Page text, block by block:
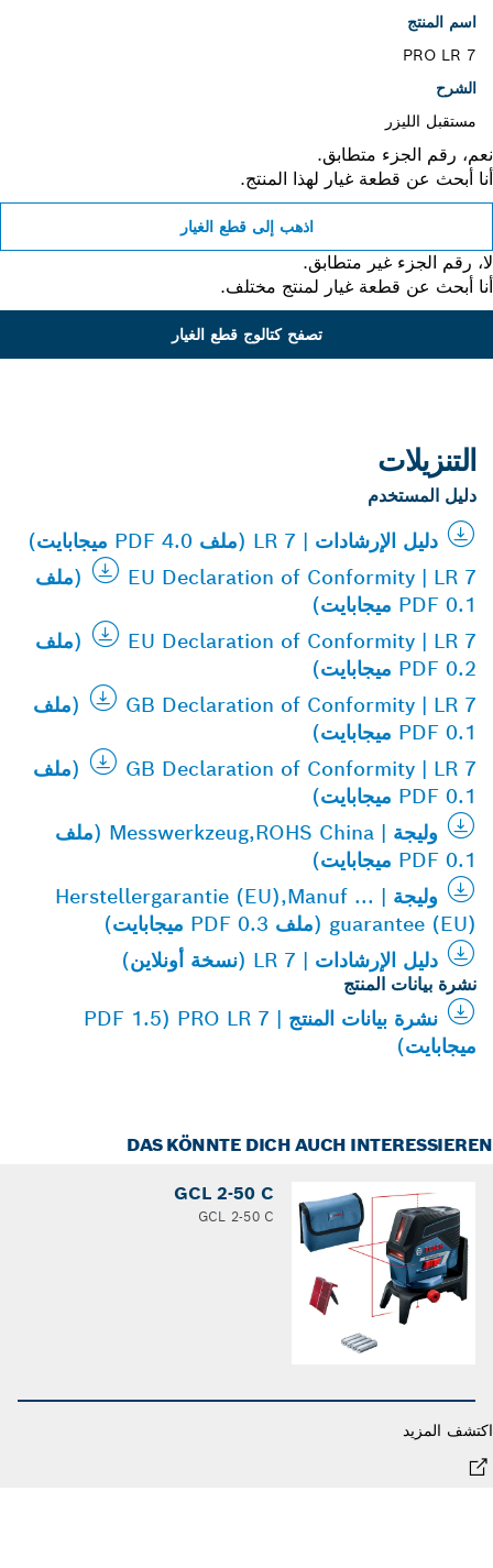
اسم المنتج
PRO LR 7
الشرح
مستقبل الليزر
رقم الجزء متطابق.
أبحث عن قطعة غيار لهذا المنتج.
اذهب إلى قطع الغيار
رقم الجزء غير متطابق.
أبحث عن قطعة غيار لمنتج مختلف.
تصفح كتالوج قطع الغيار
التنزيلات
دليل المستخدم
دليل الإرشادات | LR 7 (ملف PDF 4.0 ميجابايت)
EU Declaration of Conformity | LR 7 (ملف
PDF 0.1 ميجابايت)
EU Declaration of Conformity | LR 7 (ملف
PDF 0.2 ميجابايت)
GB Declaration of Conformity | LR 7 (ملف
PDF 0.1 ميجابايت)
GB Declaration of Conformity | LR 7 (ملف
PDF 0.1 ميجابايت)
وليجة | Messwerkzeug,ROHS China (ملف
PDF 0.1 ميجابايت)
وليجة | Herstellergarantie (EU),Manuf ...
guarantee (EU) (ملف PDF 0.3 ميجابايت)
دليل الإرشادات | LR 7 (نسخة أونلاين)
نشرة بيانات المنتج
نشرة بيانات المنتج | PRO LR 7 (PDF 1.5
ميجابايت)
DAS KÖNNTE DICH AUCH
GCL 2-50 C
GCL 2-50 C
المزيد